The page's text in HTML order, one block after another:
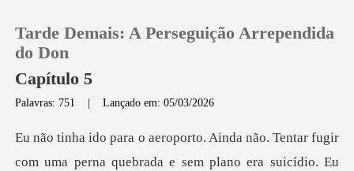
Loja
Tarde Demais: A Perseguição Arrependida
do Don
Capítulo 5
Palavras: 751 |Lançado em: 05/03/2026
Tentar fugir
com uma perna quebrada e sem pl